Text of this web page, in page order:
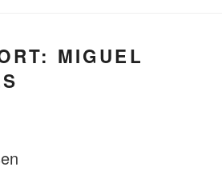
MIGUEL